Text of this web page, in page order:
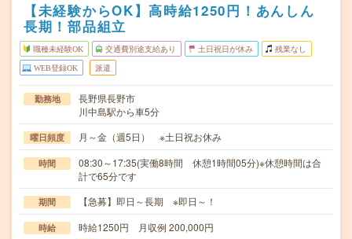
【未経験からOK】高時給1250円！あんしん
長期！部品組立
職種未経験OK 交通費別途支給あり 土日祝日が休み 残業なし
WEB登録OK 派遣
勤務地
長野県長野市
川中島駅から車5分
曜日頻度 月～金（週5日） ※土日祝お休み
時間
08:30～17:35(実働8時間 休憩1時間05分)※休憩時間は合
計で65分です
期間 【急募】即日～長期 ※即日～！
時給 時給1250円 月収例 200,000円